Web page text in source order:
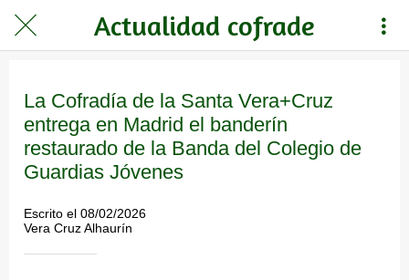
Actualidad cofrade
La Cofradía de la Santa Vera+Cruz
entrega en Madrid el banderín
restaurado de la Banda del Colegio de
Guardias Jóvenes
Escrito el 08/02/2026
Vera Cruz Alhaurín